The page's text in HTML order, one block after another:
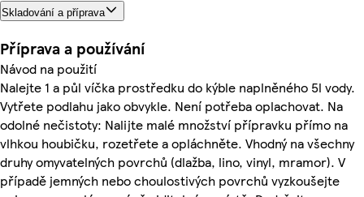
Skladování a příprava
Příprava a používání
Návod na použití
Nalejte 1 a půl víčka prostředku do kýble naplněného 5l vody.
Vytřete podlahu jako obvykle. Není potřeba oplachovat. Na
odolné nečistoty: Nalijte malé množství přípravku přímo na
vlhkou houbičku, rozetřete a opláchněte. Vhodný na všechny
druhy omyvatelných povrchů (dlažba, lino, vinyl, mramor). V
případě jemných nebo choulostivých povrchů vyzkoušejte